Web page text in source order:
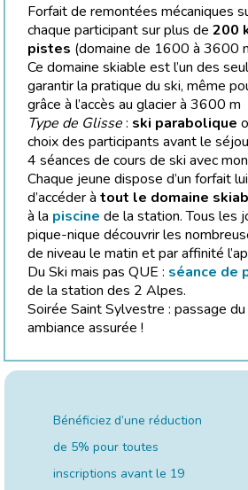
Forfait de remontées mécaniques
chaque participant sur plus de 200
pistes (domaine de 1600 à 3600
Ce domaine skiable est l’un des
garantir la pratique du ski, même
grâce à l’accès au glacier à 3600 m
Type de Glisse: ski parabolique
choix des participants avant le
4 séances de cours de ski avec
Chaque jeune dispose d’un forfait
d’accéder à tout le domaine
à la piscine de la station. Tous les
pique-nique découvrir les
de niveau le matin et par affinité
Du Ski mais pas QUE : séance de
de la station des 2 Alpes.
Soirée Saint Sylvestre : passage
ambiance assurée !
Bénéficiez d’une réduction
de 5% pour toutes
inscriptions avant le 19